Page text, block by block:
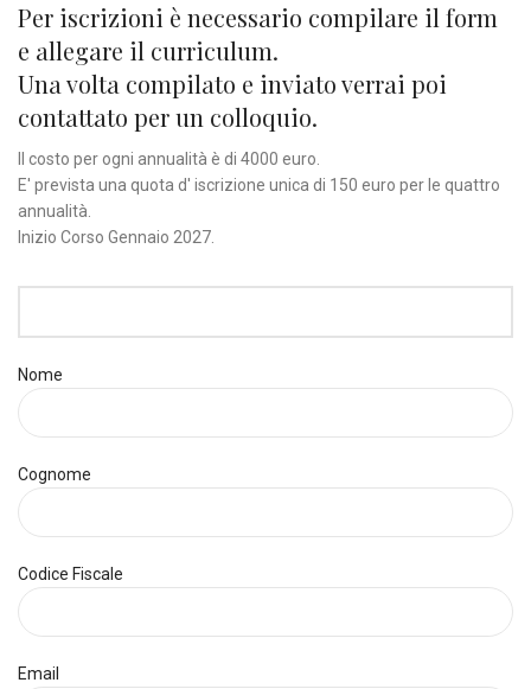
Per iscrizioni è necessario compilare il form
e allegare il curriculum.
Una volta compilato e inviato verrai poi
contattato per un colloquio.
Il costo per ogni annualità è di 4000 euro.
E' prevista una quota d' iscrizione unica di 150 euro per le quattro
annualità.
Inizio Corso Gennaio 2027.
Nome
Cognome
Codice Fiscale
Email